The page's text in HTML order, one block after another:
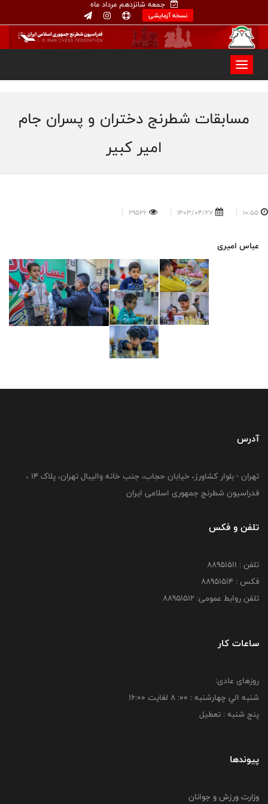
جمعه شانزدهم مرداد ماه
نسخه آزمایشی
مسابقات شطرنج دختران و پسران جام
امیر کبیر
10:55
1403/04/27
29526
عباس امیری
آدرس
تهران - بلوار کشاورز، خیابان حجاب، جنب خانه والیبال تهران، پلاک 14 ،
فدراسیون شطرنج جمهوری اسلامی ایران
تلفن و فکس
تلفن : 88951511
فکس : 88951514
تلفن روابط عمومی: 88951512
ساعات کار
روزهای عادی:
شنبه الي چهارشنبه : 00: 8 لغايت 16:00
پنج شنبه : تعطیل
پیوندها
وزارت ورزش و جوانان